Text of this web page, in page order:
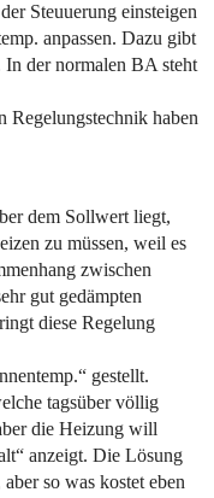
Steuuerung einsteigen
anpassen. Dazu gibt
In der normalen BA steht
haben
dem Sollwert liegt,
zu müssen, weil es
zwischen
gut gedämpten
diese Regelung
gestellt.
tagsüber völlig
die Heizung will
anzeigt. Die Lösung
so was kostet eben